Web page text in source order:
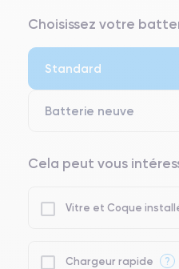
⭐ Premium
Choisissez votre
Standard
Batterie neuve
Cela peut vous
Vitre et Coque
Chargeur rapide ?